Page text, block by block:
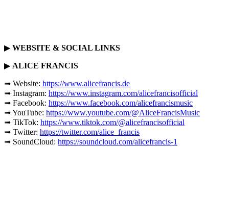
▶ WEBSITE & SOCIAL LINKS
▶ ALICE FRANCIS
➟ Website: https://www.alicefrancis.de
➟ Instagram: https://www.instagram.com/alicefrancisofficial
➟ Facebook: https://www.facebook.com/alicefrancismusic
➟ YouTube: https://www.youtube.com/@AliceFrancisMusic
➟ TikTok: https://www.tiktok.com/@alicefrancisofficial
➟ Twitter: https://twitter.com/alice_francis
➟ SoundCloud: https://soundcloud.com/alicefrancis-1